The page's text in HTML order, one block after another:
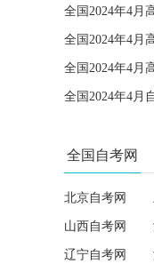
全国2024年4月
全国2024年4月
全国2024年4月
全国自考网
北京自考网
山西自考网
辽宁自考网